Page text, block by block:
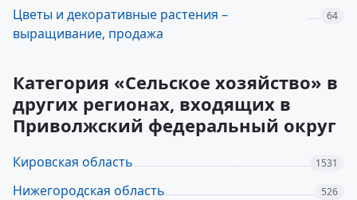
Цветы и декоративные растения –
выращивание, продажа
64
Категория «Сельское хозяйство» в
других регионах, входящих в
Приволжский федеральный округ
Кировская область 1531
Нижегородская область 526